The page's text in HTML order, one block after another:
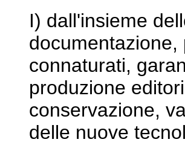
I) dall'insieme
connaturati,
produzione
conservazione,
delle nuove